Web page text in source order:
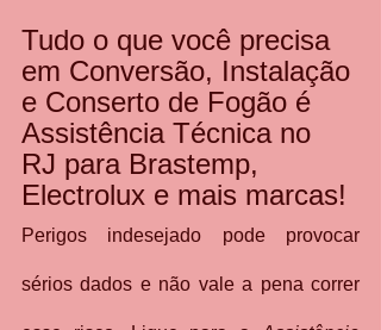
Tudo o que você precisa
em Conversão, Instalação
e Conserto de Fogão é
Assistência Técnica no
RJ para Brastemp,
Electrolux e mais marcas!
Perigos indesejado pode provocar
sérios dados e não vale a pena correr